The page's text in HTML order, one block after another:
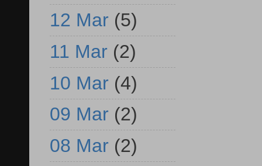
12 Mar (5)
11 Mar (2)
10 Mar (4)
09 Mar (2)
08 Mar (2)